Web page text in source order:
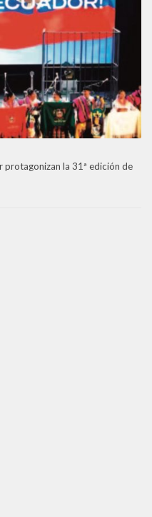
protagonizan la 31ª edición de